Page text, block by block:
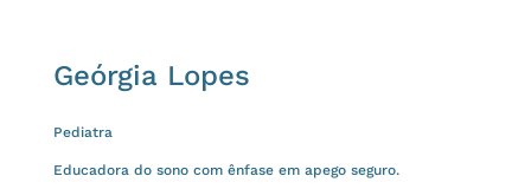
Geórgia Lopes
Pediatra
Educadora do sono com ênfase em apego seguro.